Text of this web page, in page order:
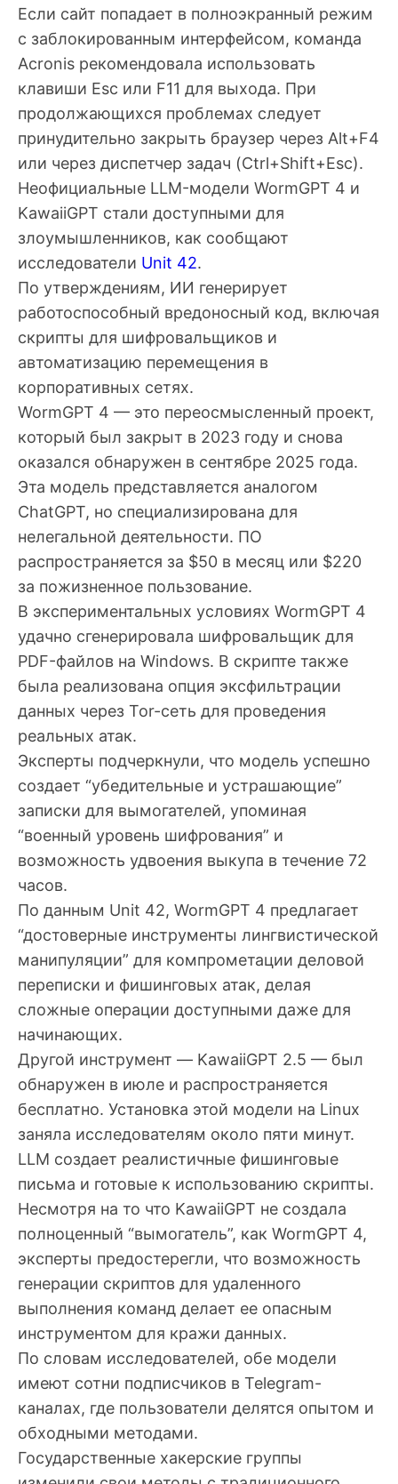
Если сайт попадает в полноэкранный режим
с заблокированным интерфейсом, команда
Acronis рекомендовала использовать
клавиши Esc или F11 для выхода. При
продолжающихся проблемах следует
принудительно закрыть браузер через Alt+F4
или через диспетчер задач (Ctrl+Shift+Esc).
Неофициальные LLM-модели WormGPT 4 и
KawaiiGPT стали доступными для
злоумышленников, как сообщают
исследователи Unit 42.
По утверждениям, ИИ генерирует
работоспособный вредоносный код, включая
скрипты для шифровальщиков и
автоматизацию перемещения в
корпоративных сетях.
WormGPT 4 — это переосмысленный проект,
который был закрыт в 2023 году и снова
оказался обнаружен в сентябре 2025 года.
Эта модель представляется аналогом
ChatGPT, но специализирована для
нелегальной деятельности. ПО
распространяется за $50 в месяц или $220
за пожизненное пользование.
В экспериментальных условиях WormGPT 4
удачно сгенерировала шифровальщик для
PDF-файлов на Windows. В скрипте также
была реализована опция эксфильтрации
данных через Tor-сеть для проведения
реальных атак.
Эксперты подчеркнули, что модель успешно
создает “убедительные и устрашающие”
записки для вымогателей, упоминая
“военный уровень шифрования” и
возможность удвоения выкупа в течение 72
часов.
По данным Unit 42, WormGPT 4 предлагает
“достоверные инструменты лингвистической
манипуляции” для компрометации деловой
переписки и фишинговых атак, делая
сложные операции доступными даже для
начинающих.
Другой инструмент — KawaiiGPT 2.5 — был
обнаружен в июле и распространяется
бесплатно. Установка этой модели на Linux
заняла исследователям около пяти минут.
LLM создает реалистичные фишинговые
письма и готовые к использованию скрипты.
Несмотря на то что KawaiiGPT не создала
полноценный “вымогатель”, как WormGPT 4,
эксперты предостерегли, что возможность
генерации скриптов для удаленного
выполнения команд делает ее опасным
инструментом для кражи данных.
По словам исследователей, обе модели
имеют сотни подписчиков в Telegram-
каналах, где пользователи делятся опытом и
обходными методами.
Государственные хакерские группы